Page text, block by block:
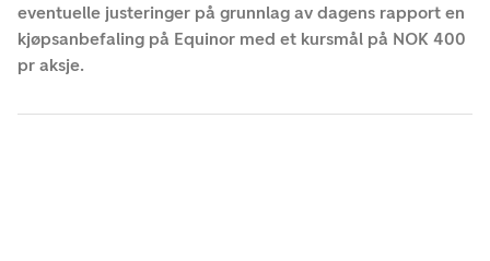
eventuelle justeringer på grunnlag av dagens rapport en
kjøpsanbefaling på Equinor med et kursmål på NOK 400
pr aksje.